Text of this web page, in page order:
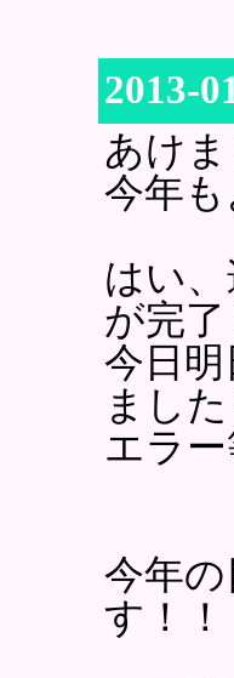
2013-
あけ
今年
はい
が完了
今日
ました
エラ
今年
す！！